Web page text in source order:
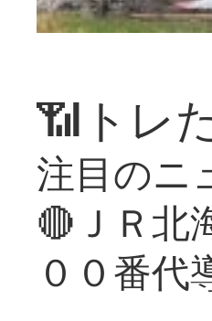
📶トレ
注目のニ
🔴ＪＲ北
００番代